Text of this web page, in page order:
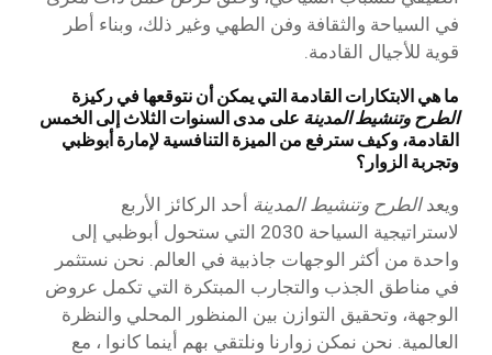
في السياحة والثقافة وفن الطهي وغير ذلك، وبناء أطر
قوية للأجيال القادمة.
ما هي الابتكارات القادمة التي يمكن أن نتوقعها في ركيزة
الطرح وتنشيط المدينة على مدى السنوات الثلاث إلى الخمس
القادمة، وكيف سترفع من الميزة التنافسية لإمارة أبوظبي
وتجربة الزوار؟
ويعدالطرح وتنشيط المدينة أحد الركائز الأربع
لاستراتيجية السياحة 2030 التي ستحول أبوظبي إلى
واحدة من أكثر الوجهات جاذبية في العالم. نحن نستثمر
في مناطق الجذب والتجارب المبتكرة التي تكمل عروض
الوجهة، وتحقيق التوازن بين المنظور المحلي والنظرة
العالمية. نحن نمكن زوارنا ونلتقي بهم أينما كانوا ، مع